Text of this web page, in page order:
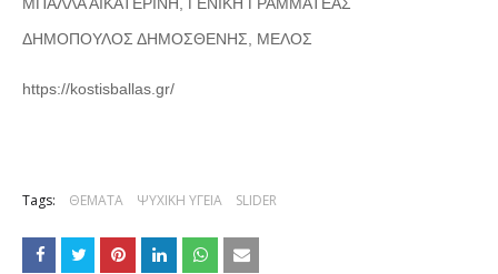
ΔΗΜΟΠΟΥΛΟΣ ΔΗΜΟΣΘΕΝΗΣ, ΜΕΛΟΣ
https://kostisballas.gr/
Tags: ΘΕΜΑΤΑ ΨΥΧΙΚΗ ΥΓΕΙΑ SLIDER